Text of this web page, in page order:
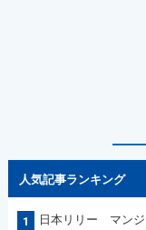
人気記事ランキング
1
日本リリー マンジ